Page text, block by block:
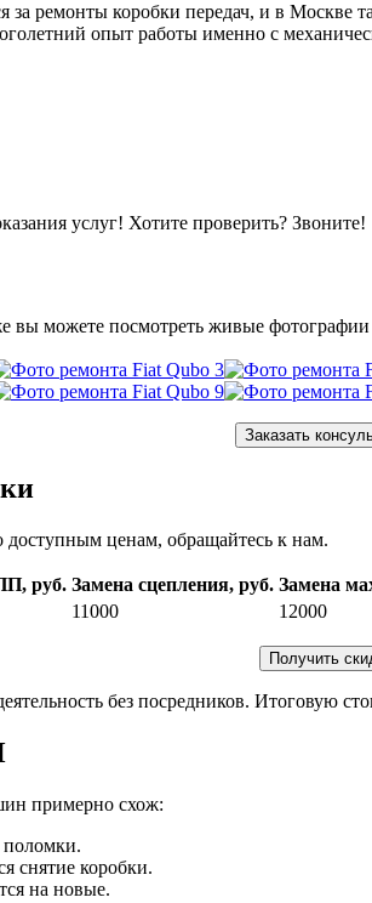
ремонты коробки передач, и в
опыт работы именно с
услуг! Хотите проверить? Звоните!
можете посмотреть живые
Заказать
доступным ценам, обращайтесь к нам.
руб. Замена сцепления, руб. Замена
11000 12000
Получить
без посредников. Итоговую
примерно схож:
снятие коробки.
на новые.